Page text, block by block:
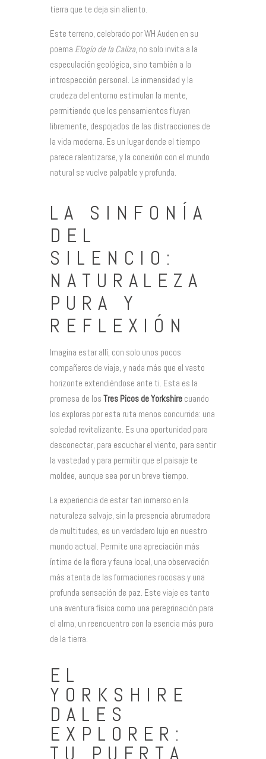
tierra que te deja sin aliento.
Este terreno, celebrado por WH Auden en su
poema Elogio de la Caliza, no solo invita a la
especulación geológica, sino también a la
introspección personal. La inmensidad y la
crudeza del entorno estimulan la mente,
permitiendo que los pensamientos fluyan
libremente, despojados de las distracciones de
la vida moderna. Es un lugar donde el tiempo
parece ralentizarse, y la conexión con el mundo
natural se vuelve palpable y profunda.
LA SINFONÍA
DEL
SILENCIO:
NATURALEZA
PURA Y
REFLEXIÓN
Imagina estar allí, con solo unos pocos
compañeros de viaje, y nada más que el vasto
horizonte extendiéndose ante ti. Esta es la
promesa de los Tres Picos de Yorkshire cuando
los exploras por esta ruta menos concurrida: una
soledad revitalizante. Es una oportunidad para
desconectar, para escuchar el viento, para sentir
la vastedad y para permitir que el paisaje te
moldee, aunque sea por un breve tiempo.
La experiencia de estar tan inmerso en la
naturaleza salvaje, sin la presencia abrumadora
de multitudes, es un verdadero lujo en nuestro
mundo actual. Permite una apreciación más
íntima de la flora y fauna local, una observación
más atenta de las formaciones rocosas y una
profunda sensación de paz. Este viaje es tanto
una aventura física como una peregrinación para
el alma, un reencuentro con la esencia más pura
de la tierra.
EL
YORKSHIRE
DALES
EXPLORER:
TU PUERTA